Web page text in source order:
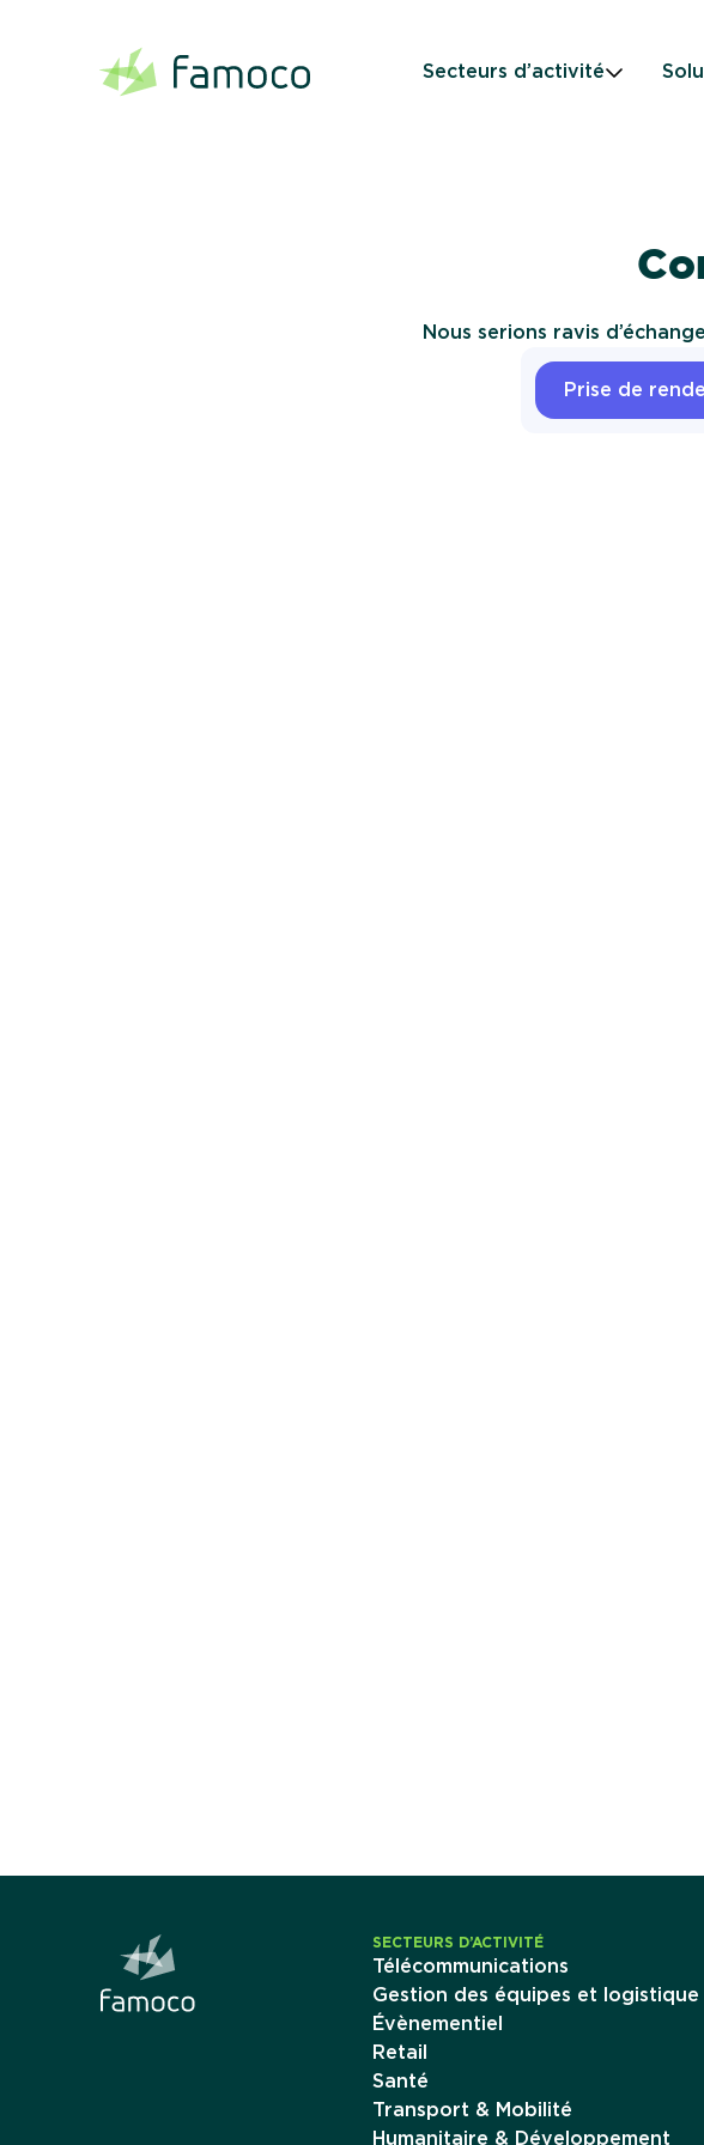
Secteurs d’activité
Nous serions ravis
Prise de
SECTEURS D’ACTIVITÉ
Télécommunications
Gestion des équipes et logistique
Évènementiel
Retail
Santé
Transport & Mobilité
Humanitaire & Développement